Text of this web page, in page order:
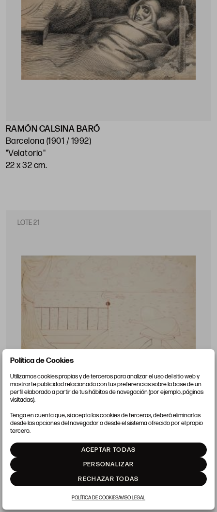
RAMÓN CALSINA BARÓ
Barcelona (1901 / 1992)
"Velatorio"
22 x 32 cm.
LOTE 21
URBANO LUGRIS GONZÁLEZ
La Coruña (1908) / Vigo (Pontevedra) (1973)
"Paisaje", 1961
26,5 x 42,5 cm
Precio salida 1.200 €
vendido
Política de Cookies
Utilizamos cookies propias y de terceros para analizar el uso del sitio web y
mostrarte publicidad relacionada con tus preferencias sobre la base de un
perfil elaborado a partir de tus hábitos de navegación (por ejemplo, páginas
visitadas).
Tenga en cuenta que, si acepta las cookies de terceros, deberá eliminarlas
desde las opciones del navegador o desde el sistema ofrecido por el propio
tercero.
ACEPTAR TODAS
PERSONALIZAR
RECHAZAR TODAS
POLÍTICA DE COOKIESAVISO LEGAL